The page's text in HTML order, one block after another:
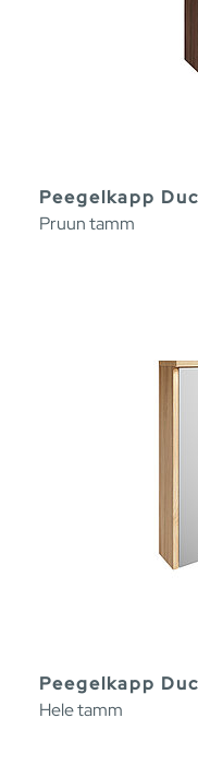
Peegelkapp
Pruun tamm
Peegelkapp
Hele tamm